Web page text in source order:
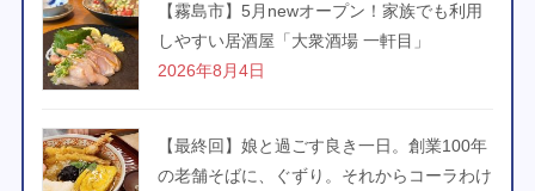
【霧島市】5月newオープン！家族でも利用
しやすい居酒屋「大衆酒場 一軒目」
2026年8月4日
【最終回】娘と過ごす良き一日。創業100年
の老舗そばに、ぐずり。それからコーラわけ